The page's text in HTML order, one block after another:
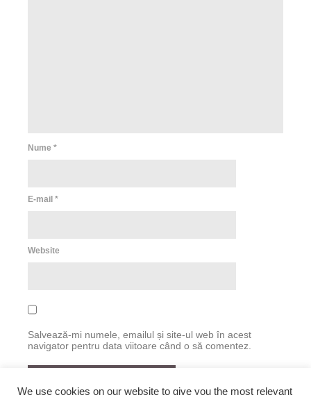
Nume *
E-mail *
Website
Salvează-mi numele, emailul și site-ul web în acest
navigator pentru data viitoare când o să comentez.
We use cookies on our website to give you the most relevant